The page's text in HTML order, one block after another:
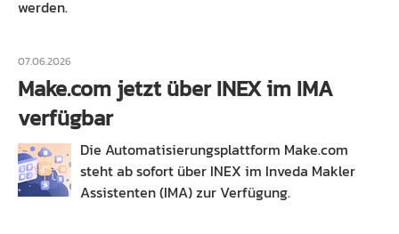
werden.
07.06.2026
Make.com jetzt über INEX im IMA
verfügbar
Die Automatisierungsplattform Make.com
steht ab sofort über INEX im Inveda Makler
Assistenten (IMA) zur Verfügung.